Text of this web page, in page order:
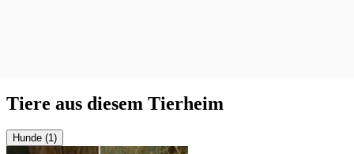
Tiere aus diesem Tierheim
Hunde (1)